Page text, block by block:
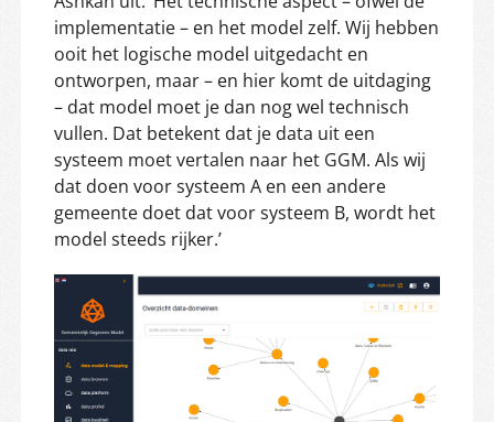
implementatie – en het model zelf. Wij hebben
ooit het logische model uitgedacht en
ontworpen, maar – en hier komt de uitdaging
– dat model moet je dan nog wel technisch
vullen. Dat betekent dat je data uit een
systeem moet vertalen naar het GGM. Als wij
dat doen voor systeem A en een andere
gemeente doet dat voor systeem B, wordt het
model steeds rijker.’